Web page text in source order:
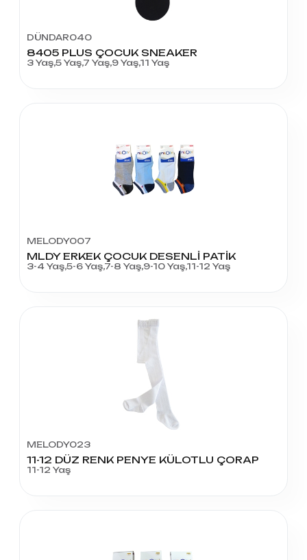
DÜNDAR040
8405 PLUS ÇOCUK SNEAKER
3 Yaş,5 Yaş,7 Yaş,9 Yaş,11 Yaş
MELODY007
MLDY ERKEK ÇOCUK DESENLİ PATİK
3-4 Yaş,5-6 Yaş,7-8 Yaş,9-10 Yaş,11-12 Yaş
MELODY023
11-12 DÜZ RENK PENYE KÜLOTLU ÇORAP
11-12 Yaş